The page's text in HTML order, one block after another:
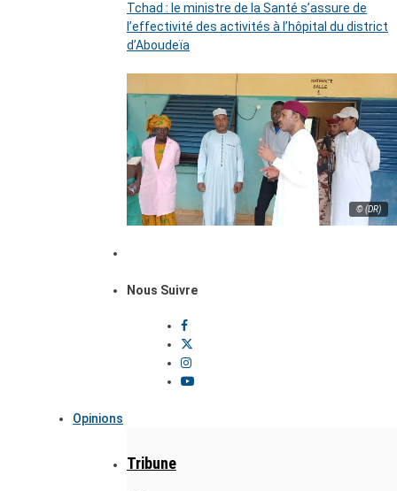
Tchad : le ministre de la Santé s’assure de
l’effectivité des activités à l’hôpital du district
d’Aboudeïa
© (DR)
Nous Suivre
Opinions
Tribune